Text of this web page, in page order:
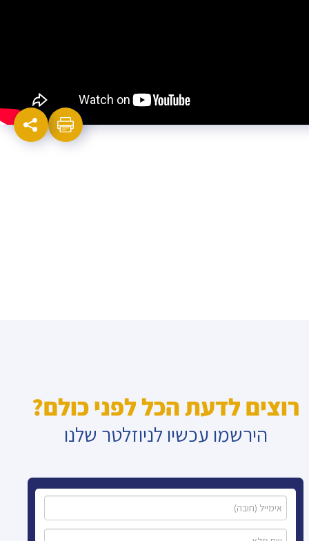
רוצים לדעת הכל לפני כולם?
הירשמו עכשיו לניוזלטר שלנו